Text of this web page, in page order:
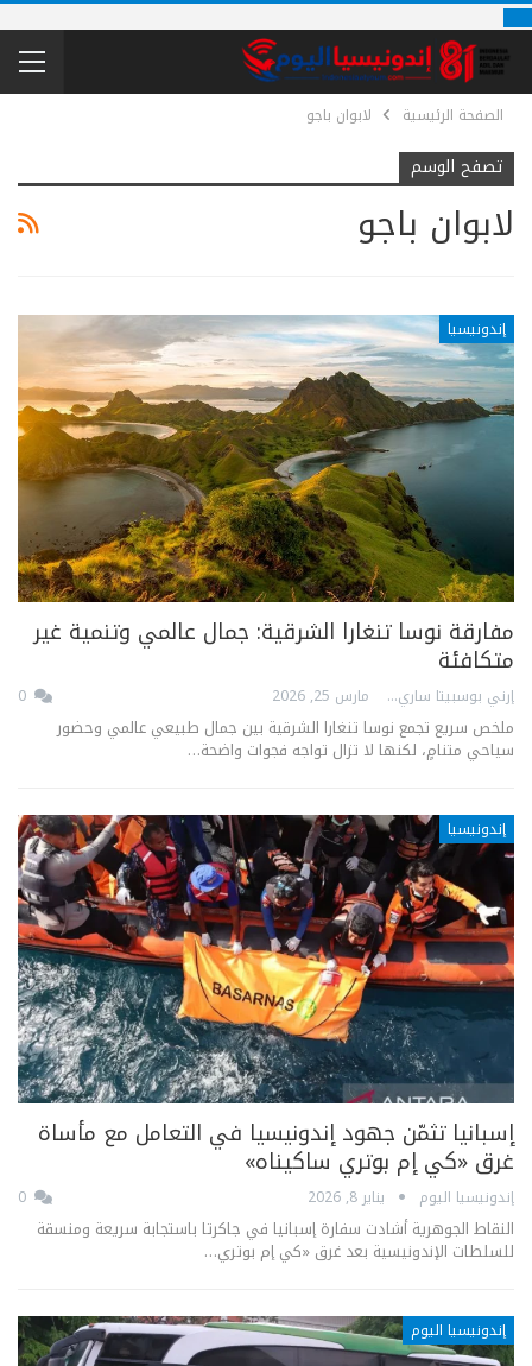
الصفحة الرئيسية لابوان باجو
تصفح الوسم
لابوان باجو
إندونيسيا
مفارقة نوسا تنغارا الشرقية: جمال عالمي وتنمية غير
متكافئة
إرني بوسبيتا ساري مارس 25, 2026
ملخص سريع تجمع نوسا تنغارا الشرقية بين جمال طبيعي عالمي وحضور
سياحي متنامٍ، لكنها لا تزال تواجه فجوات واضحة…
إندونيسيا
إسبانيا تثمّن جهود إندونيسيا في التعامل مع مأساة
غرق «كي إم بوتري ساكيناه»
إندونيسيا اليوم يناير 8, 2026
النقاط الجوهرية أشادت سفارة إسبانيا في جاكرتا باستجابة سريعة ومنسقة
للسلطات الإندونيسية بعد غرق «كي إم بوتري…
إندونيسيا اليوم